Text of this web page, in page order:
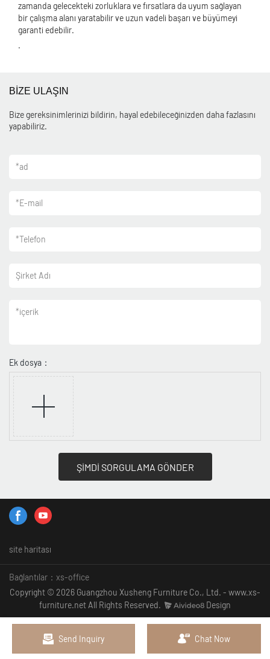
zamanda gelecekteki zorluklara ve fırsatlara da uyum sağlayan
bir çalışma alanı yaratabilir ve uzun vadeli başarı ve büyümeyi
garanti edebilir.
.
BİZE ULAŞIN
Bize gereksinimlerinizi bildirin, hayal edebileceğinizden daha fazlasını
yapabiliriz.
*ad
*E-mail
*Telefon
Şirket Adı
*içerik
Ek dosya：
ŞİMDİ SORGULAMA GÖNDER
site haritası
Bağlantılar： xs-office
Copyright © 2026 Guangzhou Xusheng Furniture Co., Ltd. - www.xs-
furniture.net All Rights Reserved.
Design
Send Inquiry Chat Now